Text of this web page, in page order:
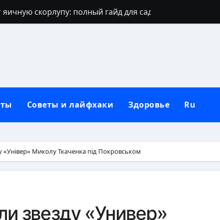
скорлупу: полный гайд для сада
духовный щит дома, семьи и сердца
рассаду перца без потерь
наследуют исключительно от отца
чтобы сформировать новую привычку
Советы и лайфхаки Здоровье Ru
«Універ» Миколу Ткаченка під Покровськом
звезду «Универ»